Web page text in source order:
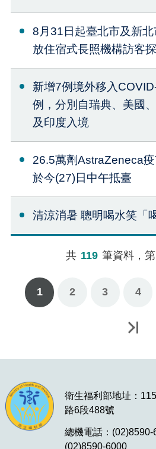
8月31日起臺北市及新北
放住宿式長照機構訪客
新增7例境外移入
例，分別自瑞典、美國
及印度入境
26.5萬劑AstraZeneca
於今(27)日中午抵臺
清涼消暑 聰明喝水笑「
共 119 筆資料，第
1 2 3 4
下一頁
衛生福利部地址：
路6段488號
總機電話：(02)8590-
(02)8590-6000